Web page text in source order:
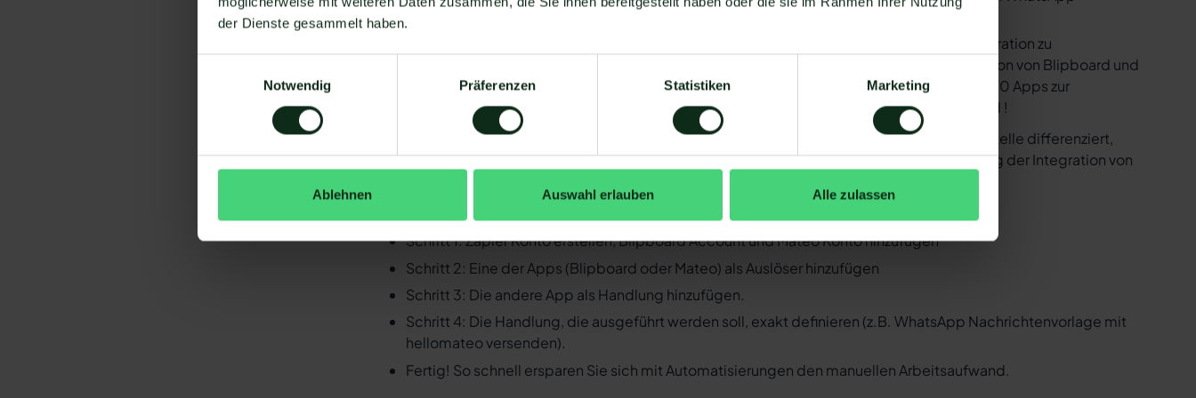
der Dienste gesammelt haben.
Notwendig
Präferenzen Statistiken Marketing
Ablehnen Auswahl erlauben Alle zulassen
Business-Messenger ist die Integration nicht möglich.
Ihr WhatsApp Business API Anbieter muss die nötige Software bereitstellen, um die Integration zu
ermöglichen. Längst nicht alle Anbieter der WhatsApp API sind in der Lage, eine Integration von Blipboard und
WhatsApp zu ermöglichen. Mit Mateo stehen Ihnen dank der Zapier Integration über 6.000 Apps zur
Verfügung, die Sie mit WhatsApp verbinden können. Darunter ist natürlich auch Blipboard !
Da der Einrichtungsprozess der Integration je nach dem Anbieter der WhatsApp API Schnittstelle differenziert,
gibt es keine allgemein gültige Anleitung. Wir zeigen Ihnen im Folgenden, wie die Einrichtung der Integration von
So funktioniert die Integration von Blipboard und WhatsApp
Schritt 1: Zapier Konto erstellen, Blipboard Account und Mateo Konto hinzufügen
Schritt 2: Eine der Apps (Blipboard oder Mateo) als Auslöser hinzufügen
Schritt 3: Die andere App als Handlung hinzufügen.
Schritt 4: Die Handlung, die ausgeführt werden soll, exakt definieren (z.B. WhatsApp Nachrichtenvorlage mit
hellomateo versenden).
Fertig! So schnell ersparen Sie sich mit Automatisierungen den manuellen Arbeitsaufwand.